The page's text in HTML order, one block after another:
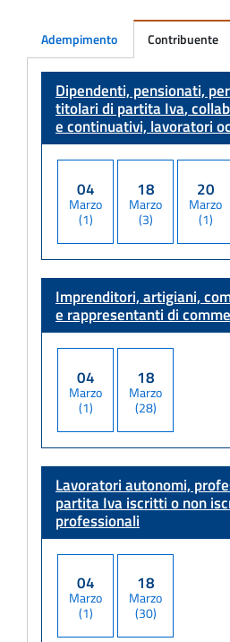
Adempimento Contribuente
Dipendenti, pensionati,
titolari di partita Iva,
e continuativi, lavoratori
04
Marzo
(1)
18
Marzo
(3)
20
Marzo
(1)
Imprenditori, artigiani,
e rappresentanti di
04
Marzo
(1)
18
Marzo
(28)
Lavoratori autonomi,
partita Ivaiscritti o non
professionali
04
Marzo
(1)
18
Marzo
(30)